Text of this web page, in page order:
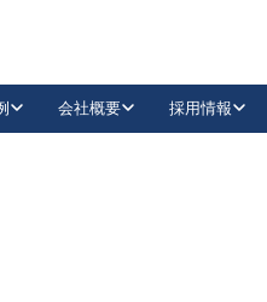
会社概要 採用情報